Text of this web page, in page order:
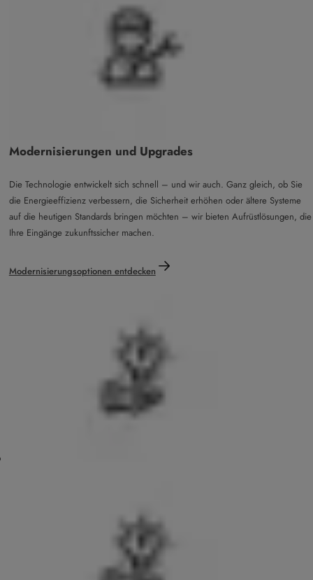
Modernisierungen und Upgrades
Die Technologie entwickelt sich schnell – und wir auch. Ganz gleich, ob Sie
die Energieeffizienz verbessern, die Sicherheit erhöhen oder ältere Systeme
auf die heutigen Standards bringen möchten – wir bieten Aufrüstlösungen, die
Ihre Eingänge zukunftssicher machen.
Modernisierungsoptionen entdecken